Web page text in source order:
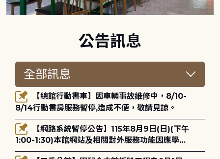
公告訊息
8/14行動書房服務暫停,造成不便，敬請見諒。
1:00-1:30)本館網站及相關對外服務功能因應學術
網路升級更新將暫停服務。